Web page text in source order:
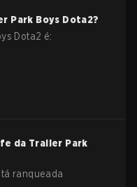
Park Boys Dota2?
Dota2 é:
da Trailer Park
ranqueada